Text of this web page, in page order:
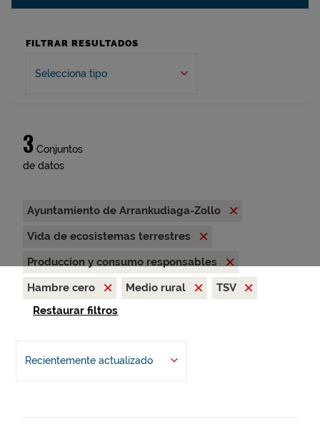
FILTRAR RESULTADOS
Selecciona tipo
3 Conjuntos
de datos
Ayuntamiento de Arrankudiaga-Zollo
Vida de ecosistemas terrestres
Produccion y consumo responsables
Hambre cero
Medio rural
TSV
Restaurar filtros
Recientemente actualizado